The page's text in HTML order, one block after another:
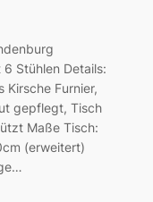
Stühlen Details:
Kirsche Furnier,
gepflegt, Tisch
Maße Tisch:
(erweitert)